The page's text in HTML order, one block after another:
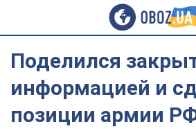
Поделился
информацией и
позиции армии